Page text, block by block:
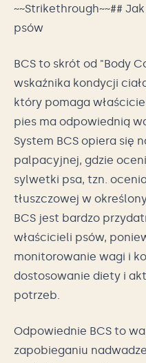
~~Strikethrough~~##
psów
BCS to skrót od "Body
wskaźnika kondycji
który pomaga
pies ma odpowiednią
System BCS opiera się
palpacyjnej, gdzie
sylwetki psa, tzn.
tłuszczowej w
BCS jest bardzo
właścicieli psów,
monitorowanie wagi i
dostosowanie diety i
potrzeb.
Odpowiednie BCS to
zapobieganiu